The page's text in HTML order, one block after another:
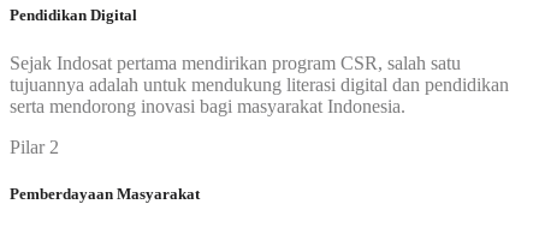
Pendidikan Digital
Sejak Indosat pertama mendirikan program CSR, salah satu
tujuannya adalah untuk mendukung literasi digital dan pendidikan
serta mendorong inovasi bagi masyarakat Indonesia.
Pilar 2
Pemberdayaan Masyarakat